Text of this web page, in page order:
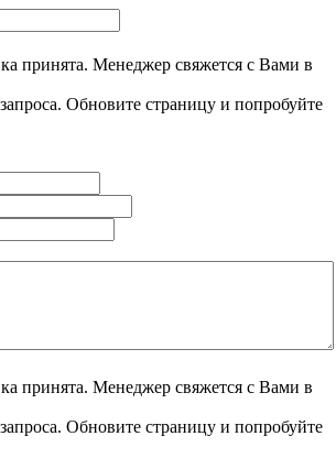
принята. Менеджер свяжется с Вами в
Обновите страницу и попробуйте
принята. Менеджер свяжется с Вами в
Обновите страницу и попробуйте